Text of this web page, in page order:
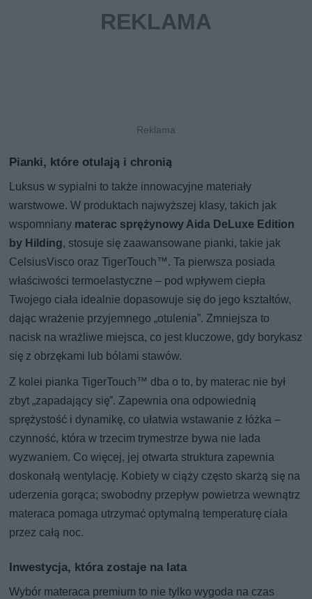
Pianki, które otulają i chronią
Luksus w sypialni to także innowacyjne materiały
warstwowe. W produktach najwyższej klasy, takich jak
wspomniany materac sprężynowy Aida DeLuxe Edition
by Hilding, stosuje się zaawansowane pianki, takie jak
CelsiusVisco oraz TigerTouch™. Ta pierwsza posiada
właściwości termoelastyczne – pod wpływem ciepła
Twojego ciała idealnie dopasowuje się do jego kształtów,
dając wrażenie przyjemnego „otulenia”. Zmniejsza to
nacisk na wrażliwe miejsca, co jest kluczowe, gdy borykasz
się z obrzękami lub bólami stawów.
Z kolei pianka TigerTouch™ dba o to, by materac nie był
zbyt „zapadający się”. Zapewnia ona odpowiednią
sprężystość i dynamikę, co ułatwia wstawanie z łóżka –
czynność, która w trzecim trymestrze bywa nie lada
wyzwaniem. Co więcej, jej otwarta struktura zapewnia
doskonałą wentylację. Kobiety w ciąży często skarżą się na
uderzenia gorąca; swobodny przepływ powietrza wewnątrz
materaca pomaga utrzymać optymalną temperaturę ciała
przez całą noc.
Inwestycja, która zostaje na lata
Wybór materaca premium to nie tylko wygoda na czas